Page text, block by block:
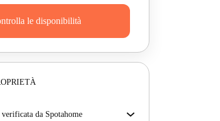
le disponibilità
verificata da Spotahome